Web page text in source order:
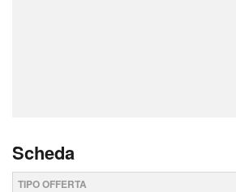
Scheda
TIPO OFFERTA